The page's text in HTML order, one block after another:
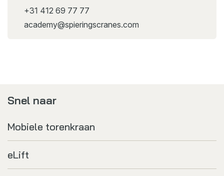
+31 412 69 77 77
academy@spieringscranes.com
Snel naar
Mobiele torenkraan
eLift